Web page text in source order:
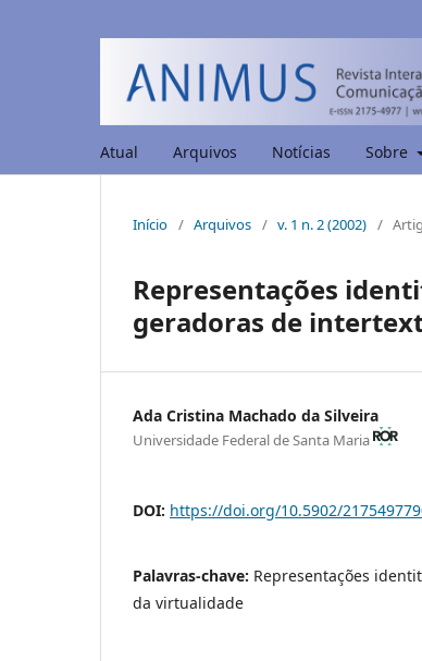
Atual Arquivos Notícias Sobre
Início / Arquivos / v. 1 n. 2 (2002) /
Representações
geradoras de
Ada Cristina Machado da Silveira
Universidade Federal de Santa Maria
DOI: https://doi.org/10.5902/
Palavras-chave: Representações
da virtualidade